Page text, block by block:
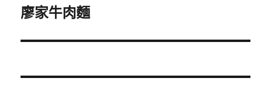
章:
下
篇
章:
廖家牛肉麵